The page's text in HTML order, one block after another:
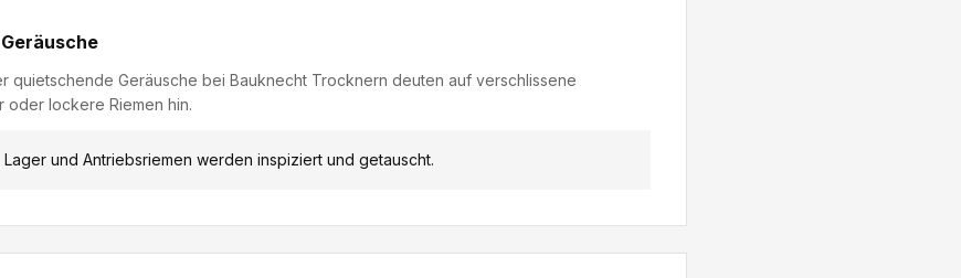
quietschende Geräusche bei Bauknecht Trocknern deuten auf verschlissene
oder lockere Riemen hin.
Lager und Antriebsriemen werden inspiziert und getauscht.